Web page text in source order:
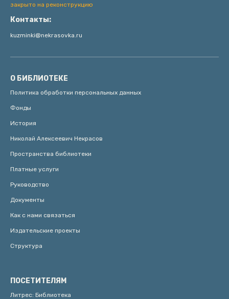
закрыто на реконструкцию
Контакты:
kuzminki@nekrasovka.ru
О БИБЛИОТЕКЕ
Политика обработки персональных данных
Фонды
История
Николай Алексеевич Некрасов
Пространства библиотеки
Платные услуги
Руководство
Документы
Как с нами связаться
Издательские проекты
Структура
ПОСЕТИТЕЛЯМ
Литрес: Библиотека